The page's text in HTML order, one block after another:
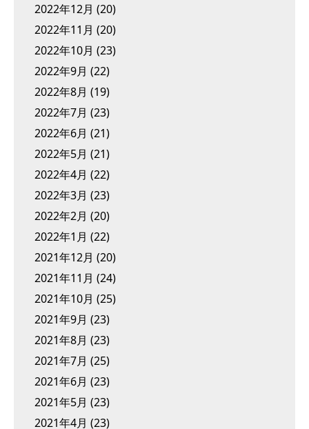
2022年12月 (20)
2022年11月 (20)
2022年10月 (23)
2022年9月 (22)
2022年8月 (19)
2022年7月 (23)
2022年6月 (21)
2022年5月 (21)
2022年4月 (22)
2022年3月 (23)
2022年2月 (20)
2022年1月 (22)
2021年12月 (20)
2021年11月 (24)
2021年10月 (25)
2021年9月 (23)
2021年8月 (23)
2021年7月 (25)
2021年6月 (23)
2021年5月 (23)
2021年4月 (23)